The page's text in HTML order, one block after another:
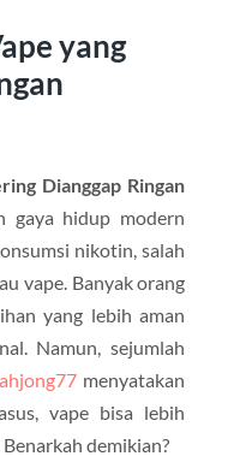
yang
Dianggap Ringan
gaya hidup modern
nikotin, salah
vape. Banyak orang
yang lebih aman
Namun, sejumlah
menyatakan
vape bisa lebih
demikian?